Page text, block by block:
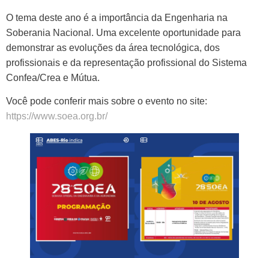
O tema deste ano é a importância da Engenharia na
Soberania Nacional. Uma excelente oportunidade para
demonstrar as evoluções da área tecnológica, dos
profissionais e da representação profissional do Sistema
Confea/Crea e Mútua.
Você pode conferir mais sobre o evento no site:
https://www.soea.org.br/